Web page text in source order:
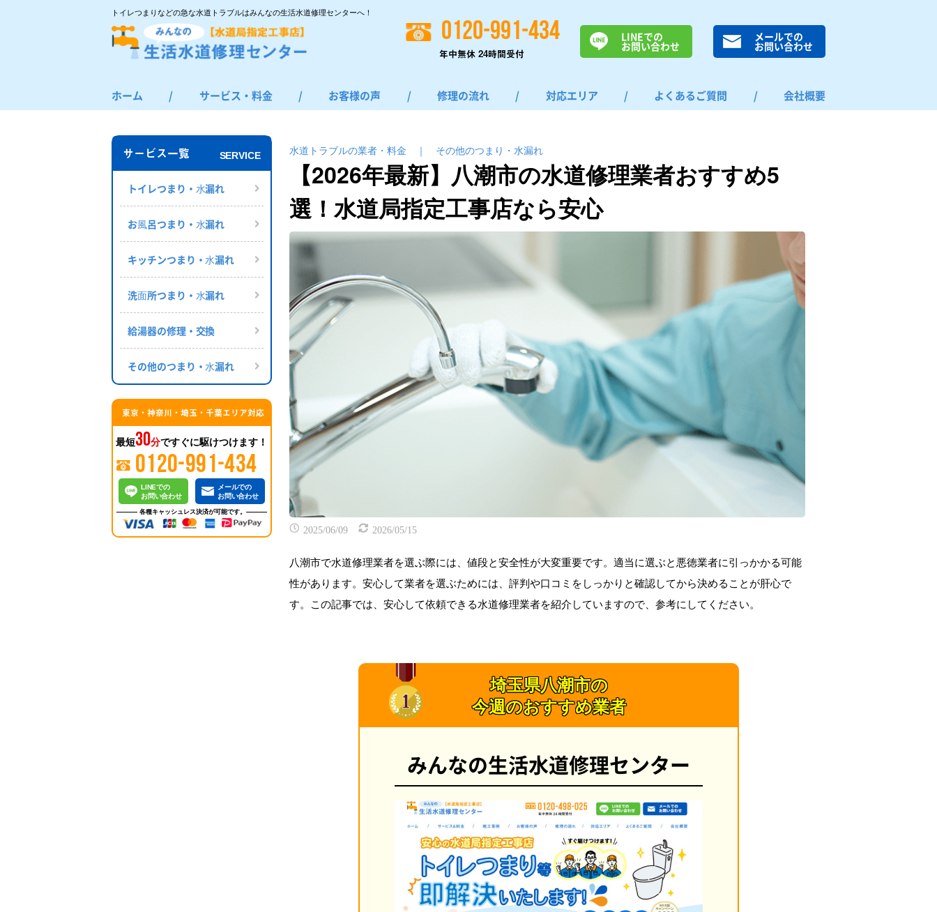
トイレつまりなどの急な水道トラブルはみんなの生活水道修理センターへ！
0120-991-434
年中無休 24時間受付
LINEでの
お問い合わせ
メールでの
お問い合わせ
ホーム / サービス・料金
トイレつまり・水漏れ
お風呂つまり・水漏れ
キッチンつまり・水漏れ
洗面所つまり・水漏れ
給湯器の修理・交換
その他のつまり・水漏れ
/ お客様の声 / 修理の流れ / 対応エリア / よくあるご質問 / 会社概要
サービス一覧 SERVICE
トイレつまり・⽔漏れ
お⾵呂つまり・⽔漏れ
キッチンつまり・⽔漏れ
洗⾯所つまり・⽔漏れ
給湯器の修理・交換
その他のつまり・⽔漏れ
東京・神奈川・埼玉・千葉エリア対応
最短30分ですぐに駆けつけます！
0120-991-434
LINEでの
お問い合わせ
メールでの
お問い合わせ
各種キャッシュレス決済が可能です。
水道トラブルの業者・料金 ｜ その他のつまり・⽔漏れ
【2026年最新】八潮市の水道修理業者おすすめ5
選！水道局指定工事店なら安心
2025/06/09 2026/05/15
八潮市で水道修理業者を選ぶ際には、値段と安全性が大変重要です。適当に選ぶと悪徳業者に引っかかる可能
性があります。安心して業者を選ぶためには、評判や口コミをしっかりと確認してから決めることが肝心で
す。この記事では、安心して依頼できる水道修理業者を紹介していますので、参考にしてください。
埼玉県八潮市の
今週のおすすめ業者
みんなの生活水道修理センター